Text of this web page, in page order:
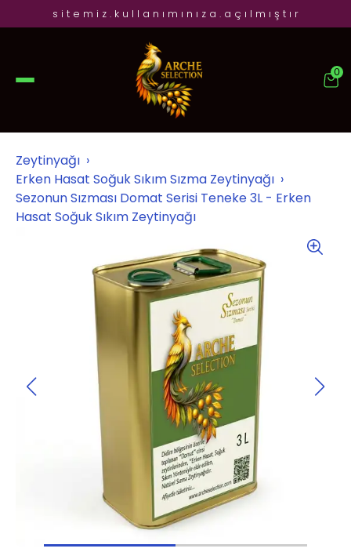
s i t e m i z . k u l l a n ı m ı n ı z a . a ç ı l m ı ş t ı r
0
Zeytinyağı
Erken Hasat Soğuk Sıkım Sızma Zeytinyağı
Sezonun Sızması Domat Serisi Teneke 3L - Erken
Hasat Soğuk Sıkım Zeytinyağı